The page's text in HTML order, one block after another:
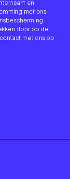
en
met ons
door op de
met ons op